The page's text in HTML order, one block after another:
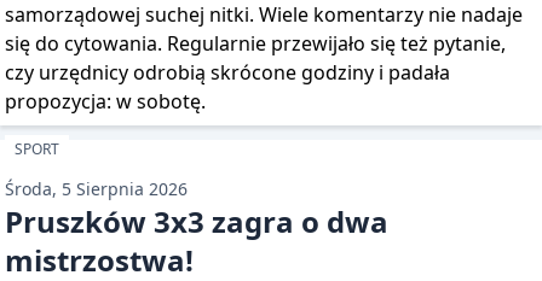
samorządowej suchej nitki. Wiele komentarzy nie nadaje
się do cytowania. Regularnie przewijało się też pytanie,
czy urzędnicy odrobią skrócone godziny i padała
propozycja: w sobotę.
SPORT
Środa, 5 Sierpnia 2026
Pruszków 3x3 zagra o dwa
mistrzostwa!